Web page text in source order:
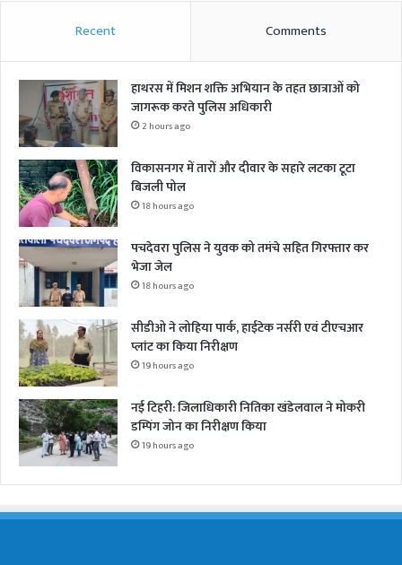
Recent Comments
हाथरस में मिशन शक्ति अभियान के तहत छात्राओं को
जागरूक करते पुलिस अधिकारी
2 hours ago
विकासनगर में तारों और दीवार के सहारे लटका टूटा
बिजली पोल
18 hours ago
पचदेवरा पुलिस ने युवक को तमंचे सहित गिरफ्तार कर
भेजा जेल
18 hours ago
सीडीओ ने लोहिया पार्क, हाईटेक नर्सरी एवं टीएचआर
प्लांट का किया निरीक्षण
19 hours ago
नई टिहरी: जिलाधिकारी नितिका खंडेलवाल ने मोकरी
डम्पिंग जोन का निरीक्षण किया
19 hours ago